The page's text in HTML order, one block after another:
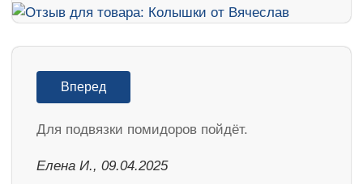
Вперед
Для подвязки помидоров пойдёт.
Елена И., 09.04.2025